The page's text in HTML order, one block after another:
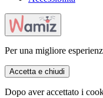
Per una migliore
Accetta e chiudi
Dopo aver accettato i